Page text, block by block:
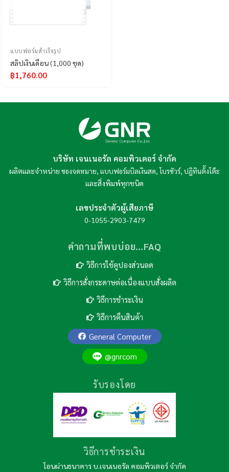
แบบฟอร์มสำเร็จรูป
สลิปเงินเดือน (1,000 ชุด)
฿1,760.00
บริษัท เจนเนอรัล คอมพิวเตอร์ จำกัด
ผลิตและจำหน่าย ซองจดหมาย, แบบฟอร์มบิลเงินสด,โบรชัวร์, ปฎิทินต้ังโต๊ะ
และสิ่งพิมพ์ทุกชนิด
เลขประจำตัวผู้เสียภาษี
0-1055-2903-7479
คำถามที่พบบ่อย…FAQ
วิธีการใช้คูปองส่วนลด
วิธีการสั่งกระดาษต่อเนื่องแบบสั่งผลิต
วิธีการชำระเงิน
วิธีการคืนสินค้า
General Computer
@gnrcom
รับรองโดย
วิธีการชำระเงิน
โอนผ่านธนาคาร บ.เจนเนอรัล คอมพิวเตอร์ จำกัด